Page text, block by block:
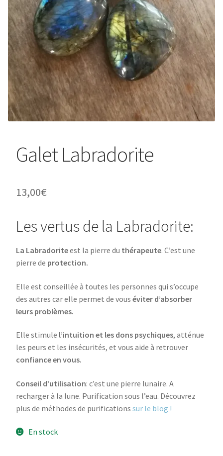
Galet Labradorite
13,00€
Les vertus de la Labradorite:
La Labradoriteest la pierre du thérapeute. C’est une
pierre de protection.
Elle est conseillée à toutes les personnes qui s’occupe
des autres car elle permet de vous éviter d’absorber
leurs problèmes.
Elle stimule l’intuition et les dons psychiques, atténue
les peurs et les insécurités, et vous aide à retrouver
confiance en vous.
Conseil d’utilisation: c’est une pierre lunaire. A
recharger à la lune. Purification sous l’eau. Découvrez
plus de méthodes de purifications sur le blog !
En stock